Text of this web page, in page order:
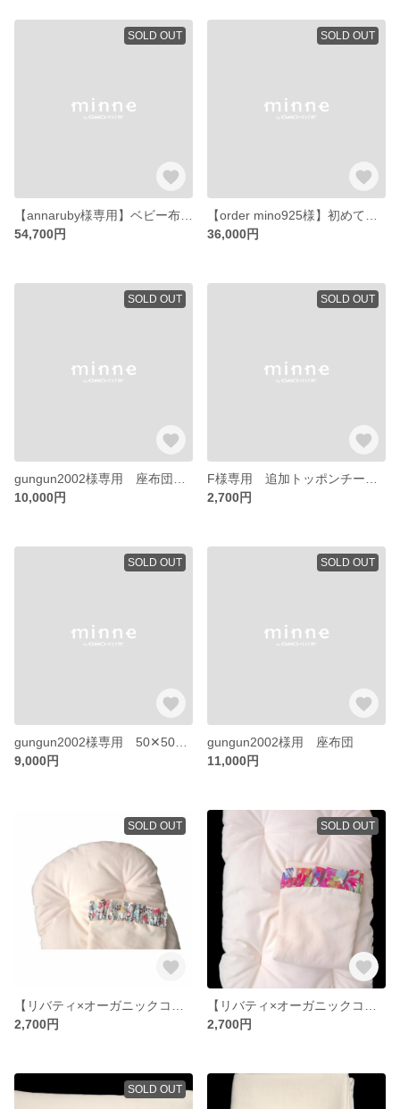
SOLD OUT
54,700円
SOLD OUT
36,000円
SOLD OUT
10,000円
SOLD OUT
2,700円
SOLD OUT
9,000円
SOLD OUT
gungun2002様用 座布団
11,000円
SOLD OUT
2,700円
SOLD OUT
2,700円
SOLD OUT